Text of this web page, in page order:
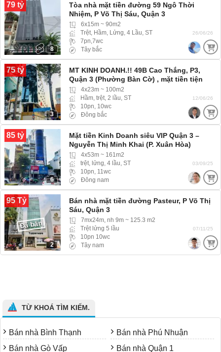
79 tỷ
8
Tòa nhà mặt tiền đường 59 Ngô Thời
Nhiệm, P Võ Thị Sáu, Quận 3
6x15m ~ 90m2
Trệt, Hầm, Lửng, 4 Lầu, ST
7pn,7wc
Tây bắc
26/06/26
75 tỷ
3
MT KINH DOANH.!! 49B Cao Thắng, P3,
Quận 3 (Phường Bàn Cờ) , mặt tiền tiện
kinh doanh buôn bán
4x23m ~ 100m2
Hầm, trệt, 2 lầu, ST
10pn, 10wc
Đông bắc
12/06/26
85 tỷ
6
Mặt tiền Kinh Doanh siêu VIP Quận 3 –
Nguyễn Thị Minh Khai (P. Xuân Hòa)
4x53m ~ 161m2
trệt, lửng, 4 lầu, ST
10pn, 11wc
Đông nam
03/09/25
95 Tỷ
2
Đã bán
Bán nhà mặt tiền đường Pasteur, P Võ Thị
Sáu, Quận 3
7mx24m, nh 9m ~ 125.3 m2
Trệt lửng 5 lầu
10pn 10wc
Tây nam
07/11/25
TỪ KHOÁ TÌM KIẾM.
Bán nhà Bình Thạnh
Bán nhà Phú Nhuận
Bán nhà Gò Vấp
Bán nhà Quận 1